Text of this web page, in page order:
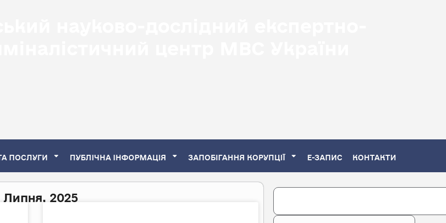
науково-дослідний експертно-
ПОСЛУГИ ПУБЛІЧНА ІНФОРМАЦІЯ ЗАПОБІГАННЯ КОРУПЦІЇ Е-ЗАПИС КОНТАКТИ
2025 Search